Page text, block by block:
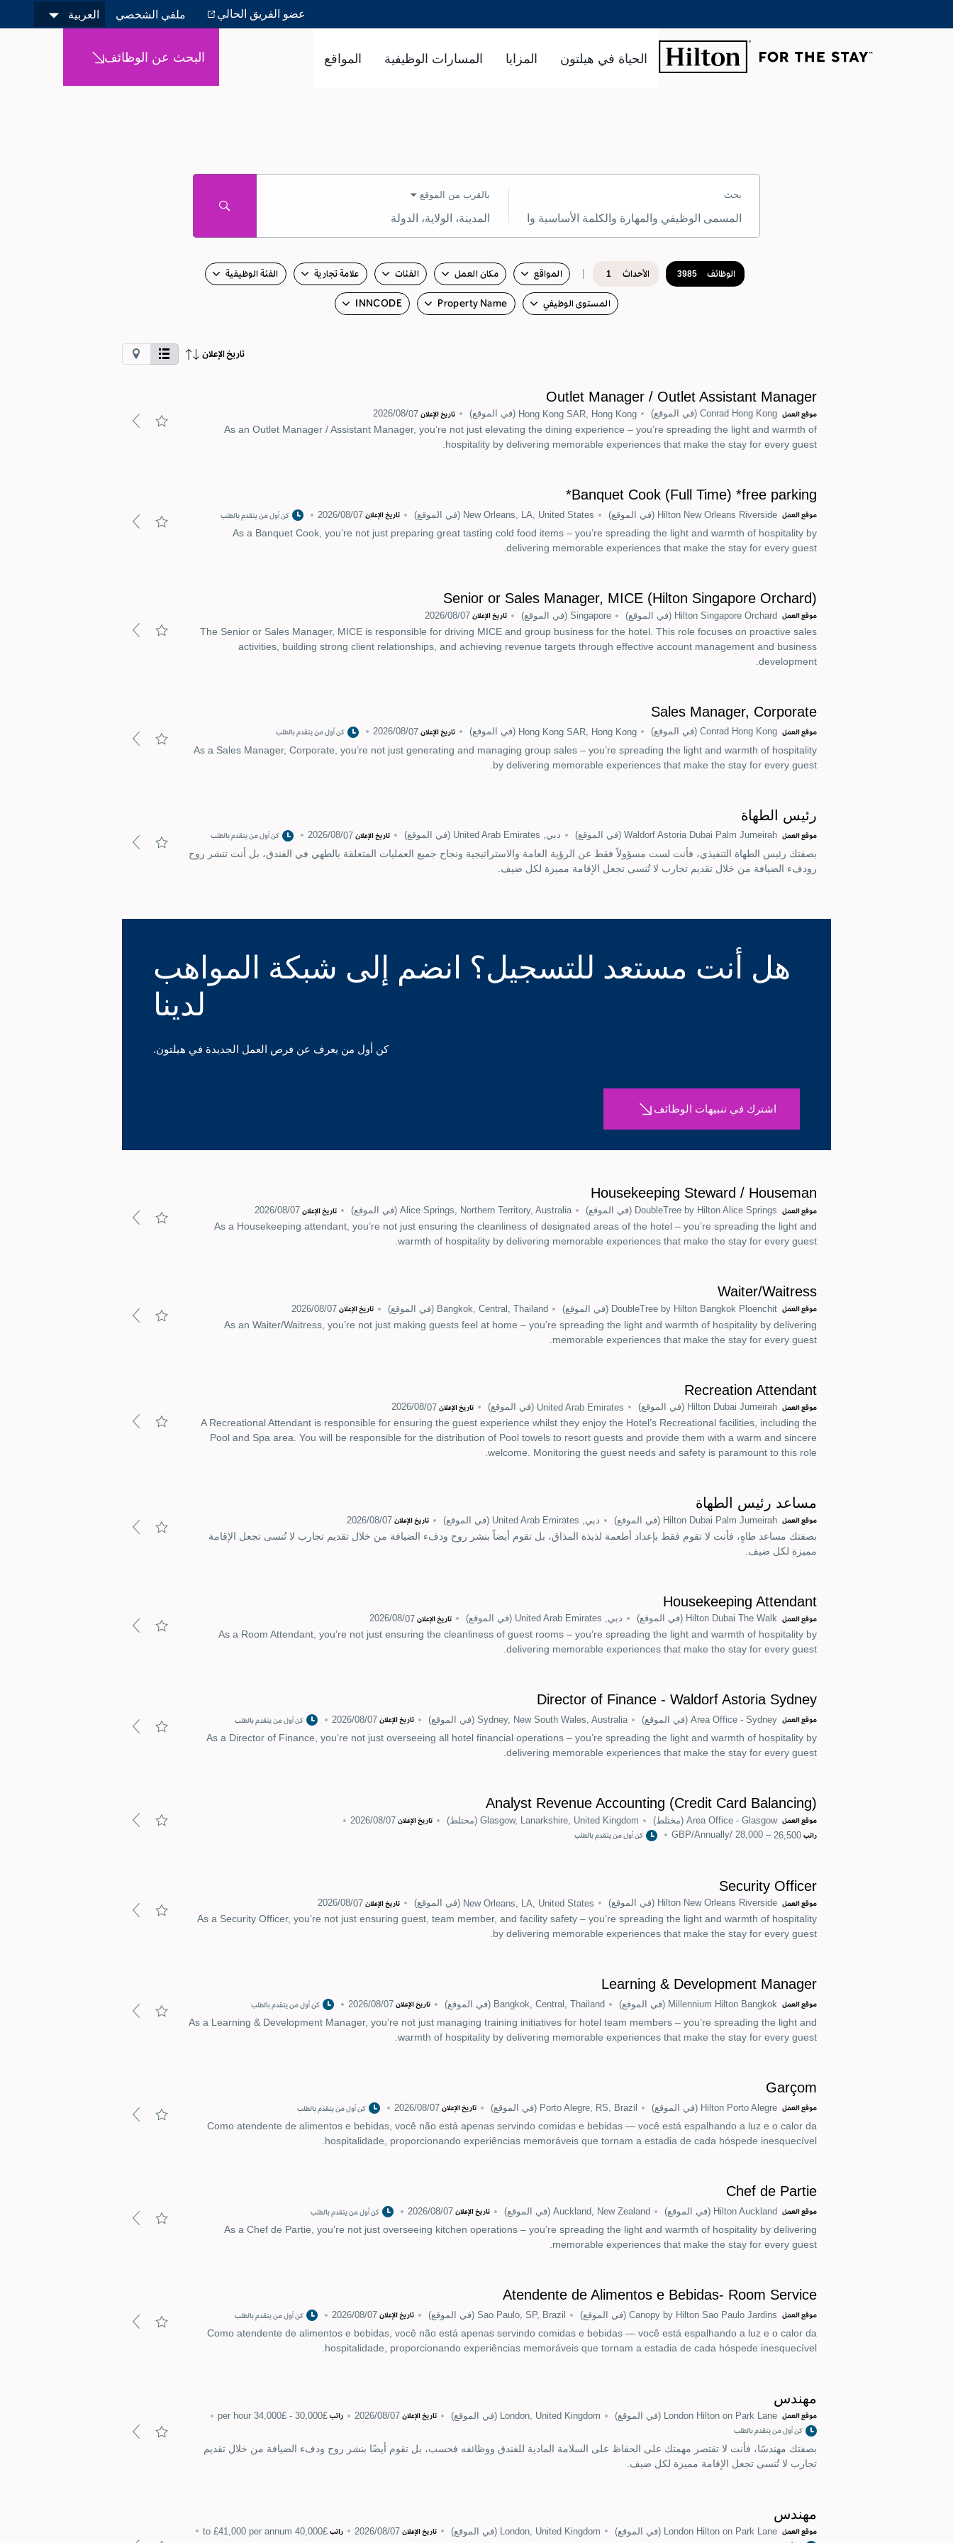
الحياة في هيلتون المزايا المسارات الوظيفية المواقع البحث عن الوظائف
عضو الفريق الحالي ملفي الشخصي العربية
بحث
المسمى
والمهارة
الأساسية
بالقرب من الموقع
المدينة،
الدولة
الوظائف 3985 الأحداث 1 المواقع مكان العمل الفئات علامة تجارية الفئة الوظيفية
المستوى الوظيفي Property Name
INNCODE
تاريخ الإعلان
انقر
هذا
بالمخطط.
استخدم
أداة
مساعدة
Outlet Manager / Outlet Assistant Manager
موقع العمل Conrad Hong Kong (في الموقع) Hong Kong SAR, Hong Kong (في الموقع) تاريخ الإعلان 07‏/08‏/2026
As an Outlet Manager / Assistant Manager, you’re not just elevating the dining experience – you’re spreading the light and warmth of
hospitality by delivering memorable experiences that make the stay for every guest.
Banquet Cook (Full Time) *free parking*
موقع العمل Hilton New Orleans Riverside (في الموقع) New Orleans, LA, United States (في الموقع) تاريخ الإعلان 07‏/08‏/2026 كن أول من يتقدم بالطلب
As a Banquet Cook, you’re not just preparing great tasting cold food items – you’re spreading the light and warmth of hospitality by
delivering memorable experiences that make the stay for every guest.
Senior or Sales Manager, MICE (Hilton Singapore Orchard)
موقع العمل Hilton Singapore Orchard (في الموقع) Singapore (في الموقع) تاريخ الإعلان 07‏/08‏/2026
The Senior or Sales Manager, MICE is responsible for driving MICE and group business for the hotel. This role focuses on proactive sales
activities, building strong client relationships, and achieving revenue targets through effective account management and business
development.
Sales Manager, Corporate
موقع العمل Conrad Hong Kong (في الموقع) Hong Kong SAR, Hong Kong (في الموقع) تاريخ الإعلان 07‏/08‏/2026 كن أول من يتقدم بالطلب
As a Sales Manager, Corporate, you’re not just generating and managing group sales – you’re spreading the light and warmth of hospitality
by delivering memorable experiences that make the stay for every guest.
رئيس الطهاة
موقع العمل Waldorf Astoria Dubai Palm Jumeirah (في الموقع) دبي, United Arab Emirates (في الموقع) تاريخ الإعلان 07‏/08‏/2026 كن أول من يتقدم بالطلب
بصفتك رئيس الطهاة التنفيذي، فأنت لست مسؤولاً فقط عن الرؤية العامة والاستراتيجية ونجاح جميع العمليات المتعلقة بالطهي في الفندق، بل أنت تنشر روح
رودفء الضيافة من خلال تقديم تجارب لا تُنسى تجعل الإقامة مميزة لكل ضيف.
هل أنت مستعد للتسجيل؟ انضم إلى شبكة المواهب
لدينا
كن أول من يعرف عن فرص العمل الجديدة في هيلتون.
اشترك في تنبيهات الوظائف
Housekeeping Steward / Houseman
موقع العمل DoubleTree by Hilton Alice Springs (في الموقع) Alice Springs, Northern Territory, Australia (في الموقع) تاريخ الإعلان 07‏/08‏/2026
As a Housekeeping attendant, you’re not just ensuring the cleanliness of designated areas of the hotel – you’re spreading the light and
warmth of hospitality by delivering memorable experiences that make the stay for every guest.
Waiter/Waitress
موقع العمل DoubleTree by Hilton Bangkok Ploenchit (في الموقع) Bangkok, Central, Thailand (في الموقع) تاريخ الإعلان 07‏/08‏/2026
As an Waiter/Waitress, you’re not just making guests feel at home – you’re spreading the light and warmth of hospitality by delivering
memorable experiences that make the stay for every guest.
Recreation Attendant
موقع العمل Hilton Dubai Jumeirah (في الموقع) United Arab Emirates (في الموقع) تاريخ الإعلان 07‏/08‏/2026
A Recreational Attendant is responsible for ensuring the guest experience whilst they enjoy the Hotel’s Recreational facilities, including the
Pool and Spa area. You will be responsible for the distribution of Pool towels to resort guests and provide them with a warm and sincere
welcome. Monitoring the guest needs and safety is paramount to this role.
مساعد رئيس الطهاة
موقع العمل Hilton Dubai Palm Jumeirah (في الموقع) دبي, United Arab Emirates (في الموقع) تاريخ الإعلان 07‏/08‏/2026
بصفتك مساعد طاهٍ، فأنت لا تقوم فقط بإعداد أطعمة لذيذة المذاق، بل تقوم أيضاً بنشر روح ودفء الضيافة من خلال تقديم تجارب لا تُنسى تجعل الإقامة
مميزة لكل ضيف.
Housekeeping Attendant
موقع العمل Hilton Dubai The Walk (في الموقع) دبي, United Arab Emirates (في الموقع) تاريخ الإعلان 07‏/08‏/2026
As a Room Attendant, you’re not just ensuring the cleanliness of guest rooms – you’re spreading the light and warmth of hospitality by
delivering memorable experiences that make the stay for every guest.
Director of Finance - Waldorf Astoria Sydney
موقع العمل Area Office - Sydney (في الموقع) Sydney, New South Wales, Australia (في الموقع) تاريخ الإعلان 07‏/08‏/2026 كن أول من يتقدم بالطلب
As a Director of Finance, you’re not just overseeing all hotel financial operations – you’re spreading the light and warmth of hospitality by
delivering memorable experiences that make the stay for every guest.
Analyst Revenue Accounting (Credit Card Balancing)
موقع العمل Area Office - Glasgow (مختلط) Glasgow, Lanarkshire, United Kingdom (مختلط) تاريخ الإعلان 07‏/08‏/2026
راتب 26,500 – 28,000 /GBP/Annually كن أول من يتقدم بالطلب
Security Officer
موقع العمل Hilton New Orleans Riverside (في الموقع) New Orleans, LA, United States (في الموقع) تاريخ الإعلان 07‏/08‏/2026
As a Security Officer, you’re not just ensuring guest, team member, and facility safety – you’re spreading the light and warmth of hospitality
by delivering memorable experiences that make the stay for every guest.
Learning & Development Manager
موقع العمل Millennium Hilton Bangkok (في الموقع) Bangkok, Central, Thailand (في الموقع) تاريخ الإعلان 07‏/08‏/2026 كن أول من يتقدم بالطلب
As a Learning & Development Manager, you’re not just managing training initiatives for hotel team members – you’re spreading the light and
warmth of hospitality by delivering memorable experiences that make the stay for every guest.
Garçom
موقع العمل Hilton Porto Alegre (في الموقع) Porto Alegre, RS, Brazil (في الموقع) تاريخ الإعلان 07‏/08‏/2026 كن أول من يتقدم بالطلب
Como atendente de alimentos e bebidas, você não está apenas servindo comidas e bebidas — você está espalhando a luz e o calor da
hospitalidade, proporcionando experiências memoráveis que tornam a estadia de cada hóspede inesquecível.
Chef de Partie
موقع العمل Hilton Auckland (في الموقع) Auckland, New Zealand (في الموقع) تاريخ الإعلان 07‏/08‏/2026 كن أول من يتقدم بالطلب
As a Chef de Partie, you’re not just overseeing kitchen operations – you’re spreading the light and warmth of hospitality by delivering
memorable experiences that make the stay for every guest.
Atendente de Alimentos e Bebidas- Room Service
موقع العمل Canopy by Hilton Sao Paulo Jardins (في الموقع) Sao Paulo, SP, Brazil (في الموقع) تاريخ الإعلان 07‏/08‏/2026 كن أول من يتقدم بالطلب
Como atendente de alimentos e bebidas, você não está apenas servindo comidas e bebidas — você está espalhando a luz e o calor da
hospitalidade, proporcionando experiências memoráveis que tornam a estadia de cada hóspede inesquecível.
مهندس
موقع العمل London Hilton on Park Lane (في الموقع) London, United Kingdom (في الموقع) تاريخ الإعلان 07‏/08‏/2026 راتب £30,000 - £34,000 per hour
كن أول من يتقدم بالطلب
بصفتك مهندسًا، فأنت لا تقتصر مهمتك على الحفاظ على السلامة المادية للفندق ووظائفه فحسب، بل تقوم أيضًا بنشر روح ودفء الضيافة من خلال تقديم
تجارب لا تُنسى تجعل الإقامة مميزة لكل ضيف.
مهندس
موقع العمل London Hilton on Park Lane (في الموقع) London, United Kingdom (في الموقع) تاريخ الإعلان 07‏/08‏/2026 راتب £40,000 to £41,000 per annum